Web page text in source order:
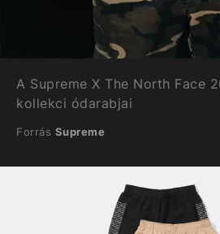
A Supreme X The North Face
kollekci ódarabjai
Forrás Supreme